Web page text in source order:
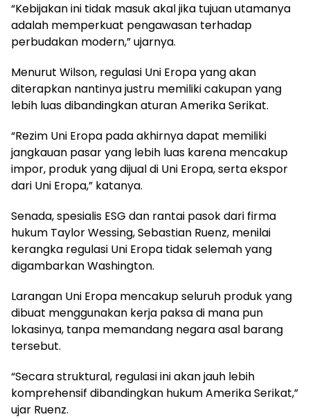
“Kebijakan ini tidak masuk akal jika tujuan utamanya
adalah memperkuat pengawasan terhadap
perbudakan modern,” ujarnya.
Menurut Wilson, regulasi Uni Eropa yang akan
diterapkan nantinya justru memiliki cakupan yang
lebih luas dibandingkan aturan Amerika Serikat.
“Rezim Uni Eropa pada akhirnya dapat memiliki
jangkauan pasar yang lebih luas karena mencakup
impor, produk yang dijual di Uni Eropa, serta ekspor
dari Uni Eropa,” katanya.
Senada, spesialis ESG dan rantai pasok dari firma
hukum Taylor Wessing, Sebastian Ruenz, menilai
kerangka regulasi Uni Eropa tidak selemah yang
digambarkan Washington.
Larangan Uni Eropa mencakup seluruh produk yang
dibuat menggunakan kerja paksa di mana pun
lokasinya, tanpa memandang negara asal barang
tersebut.
“Secara struktural, regulasi ini akan jauh lebih
komprehensif dibandingkan hukum Amerika Serikat,”
ujar Ruenz.